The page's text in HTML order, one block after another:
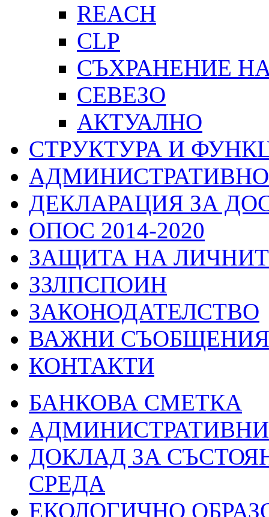
REACH
CLP
СЪХРАНЕНИЕ
СЕВЕЗО
АКТУАЛНО
СТРУКТУРА И
ДЕКЛАРАЦИЯ ЗА
ОПОС 2014-2020
ЗАЩИТА НА
ЗЗЛПСПОИН
ЗАКОНОДАТЕЛСТВО
ВАЖНИ СЪОБЩЕНИЯ
КОНТАКТИ
БАНКОВА СМЕТКА
ДОКЛАД ЗА
СРЕДА
ЕКОЛОГИЧНО